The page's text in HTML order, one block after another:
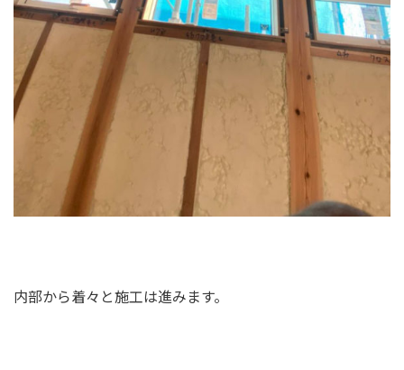
内部から着々と施工は進みます。